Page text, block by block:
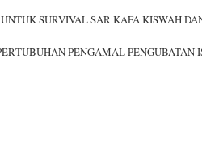
SURVIVAL SAR KAFA KISWAH
PENGAMAL PENGUBATAN